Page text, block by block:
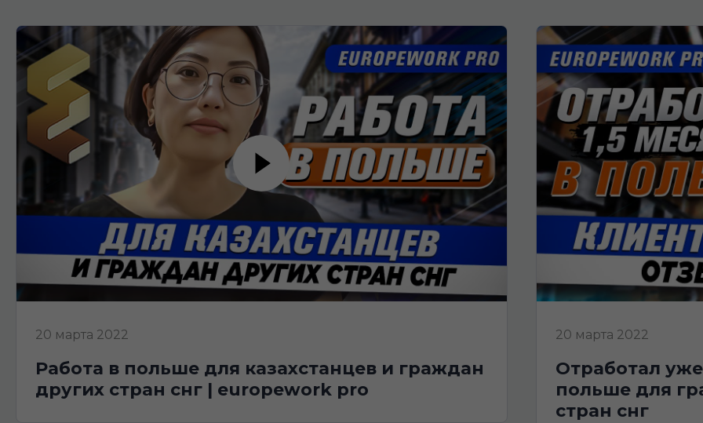
20 марта 2022
работа в польше для казахстанцев и граждан
других стран снг | europework pro
20 марта 2022
отработал уже 1.5 месяца в польше | работа в
польше для
стран снг